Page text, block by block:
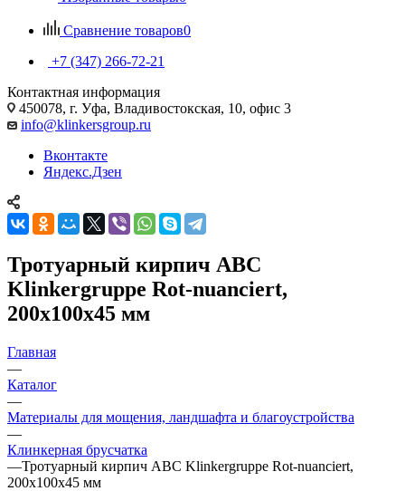
Сравнение товаров0
+7 (347) 266-72-21
Контактная информация
450078, г. Уфа, Владивостокская, 10, офис 3
info@klinkersgroup.ru
Вконтакте
Яндекс.Дзен
Тротуарный кирпич ABC
Klinkergruppe Rot-nuanciert,
200х100х45 мм
Главная
—
Каталог
—
Материалы для мощения, ландшафта и благоустройства
—
Клинкерная брусчатка
—Тротуарный кирпич ABC Klinkergruppe Rot-nuanciert,
200х100х45 мм